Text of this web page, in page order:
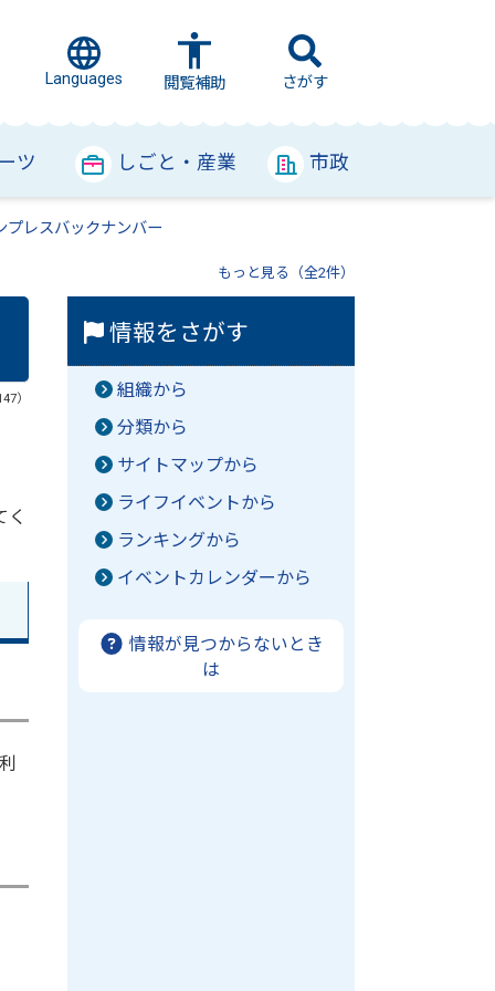
Languages 閲覧補助 さがす
ツ しごと・産業 市政
プレスバックナンバー
もっと見る（全2件）
）
情報をさがす
組織から
分類から
サイトマップから
ライフイベントから
ランキングから
イベントカレンダーから
情報が見つからないとき
は